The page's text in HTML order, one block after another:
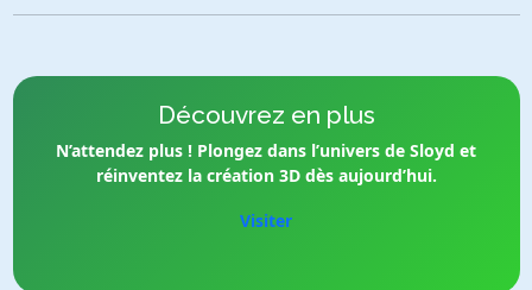
Découvrez en plus
N’attendez plus ! Plongez dans l’univers de Sloyd et
réinventez la création 3D dès aujourd’hui.
Visiter